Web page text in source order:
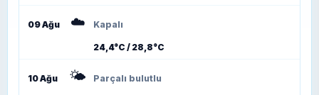
09 Ağu ☁️ Kapalı
24,4°C / 28,8°C
10 Ağu 🌤️ Parçalı bulutlu